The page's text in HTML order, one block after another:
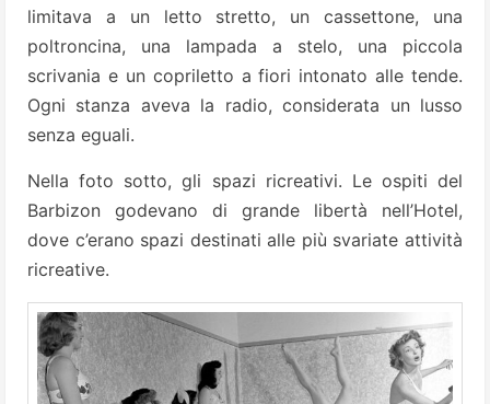
limitava a un letto stretto, un cassettone, una
poltroncina, una lampada a stelo, una piccola
scrivania e un copriletto a fiori intonato alle tende.
Ogni stanza aveva la radio, considerata un lusso
senza eguali.
Nella foto sotto, gli spazi ricreativi. Le ospiti del
Barbizon godevano di grande libertà nell’Hotel,
dove c’erano spazi destinati alle più svariate attività
ricreative.